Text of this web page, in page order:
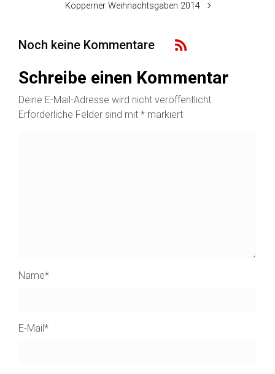
Köpperner Weihnachtsgaben 2014
Noch keine Kommentare
Schreibe einen Kommentar
Deine E-Mail-Adresse wird nicht veröffentlicht.
Erforderliche Felder sind mit * markiert
Name*
E-Mail*